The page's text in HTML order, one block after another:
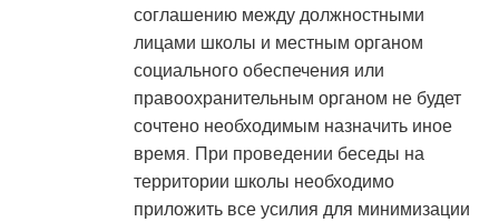
соглашению между должностными
лицами школы и местным органом
социального обеспечения или
правоохранительным органом не будет
сочтено необходимым назначить иное
время. При проведении беседы на
территории школы необходимо
приложить все усилия для минимизации